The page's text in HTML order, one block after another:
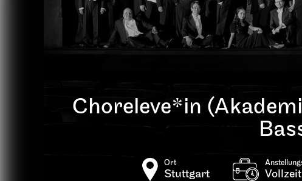
Choreleve*in
Ort
Stuttgart Vollzeit